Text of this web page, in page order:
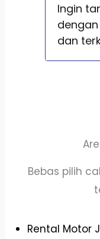
Ingin
dan
Bebas pilih
Rental Motor